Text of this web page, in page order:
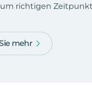
richtigen
mehr